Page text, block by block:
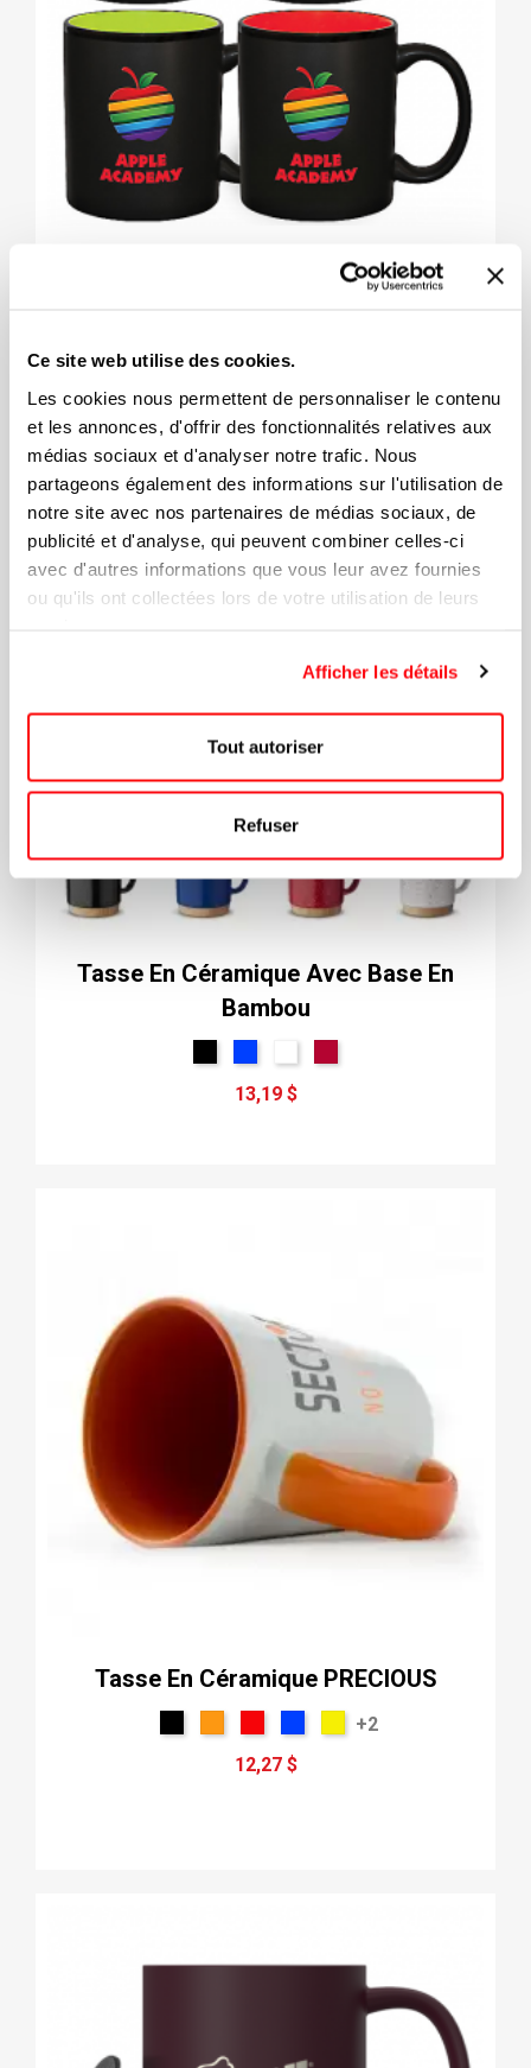
Ce site web utilise des cookies.
Les cookies nous permettent de personnaliser le contenu
et les annonces, d'offrir des fonctionnalités relatives aux
médias sociaux et d'analyser notre trafic. Nous
partageons également des informations sur l'utilisation de
notre site avec nos partenaires de médias sociaux, de
publicité et d'analyse, qui peuvent combiner celles-ci
avec d'autres informations que vous leur avez fournies
ou qu'ils ont collectées lors de votre utilisation de leurs
Afficher les détails
Tout autoriser
Refuser
Tasse HILO 11 Oz IMPRESSION
7,97 $
Tasse En Céramique Avec Base En
Bambou
13,19 $
Tasse En Céramique PRECIOUS
+2
12,27 $